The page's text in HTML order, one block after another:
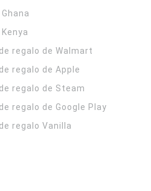
regalo de Walmart
regalo de Apple
regalo de Steam
regalo de Google Play
regalo Vanilla